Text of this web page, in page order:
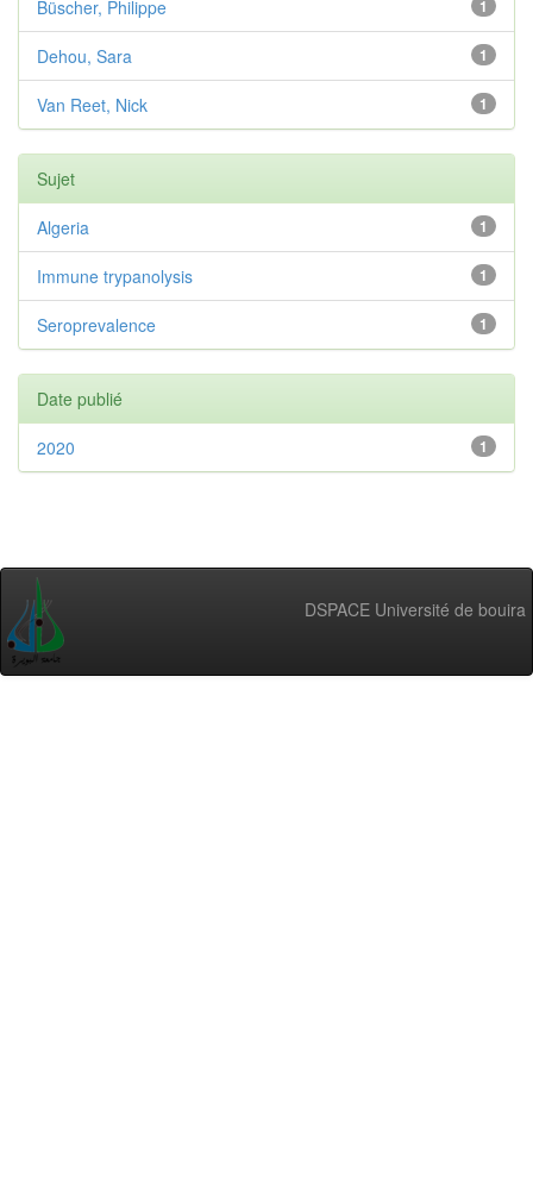
1
Büscher, Philippe
1
Dehou, Sara
1
Van Reet, Nick
Sujet
1
Algeria
1
Immune trypanolysis
1
Seroprevalence
Date publié
1
2020
DSPACE Université de bouira